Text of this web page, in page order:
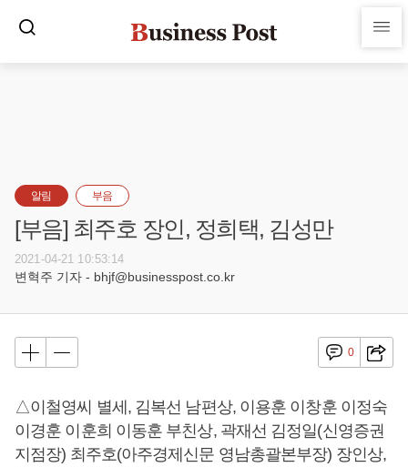
알림 부음
[부음] 최주호 장인, 정희택, 김성만
2021-04-21 10:53:14
변혁주 기자 - bhjf@businesspost.co.kr
0
△이철영씨 별세, 김복선 남편상, 이용훈 이창훈 이정숙
이경훈 이훈희 이동훈 부친상, 곽재선 김정일(신영증권
지점장) 최주호(아주경제신문 영남총괄본부장) 장인상,